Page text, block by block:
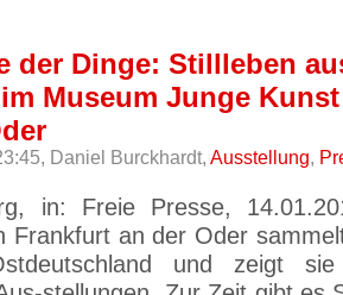
der Dinge: Stillleben
Museum Junge Kunst
Daniel Burckhardt, Ausstellung,
in: Freie Presse,
Frankfurt an der Oder
und zeigt sie